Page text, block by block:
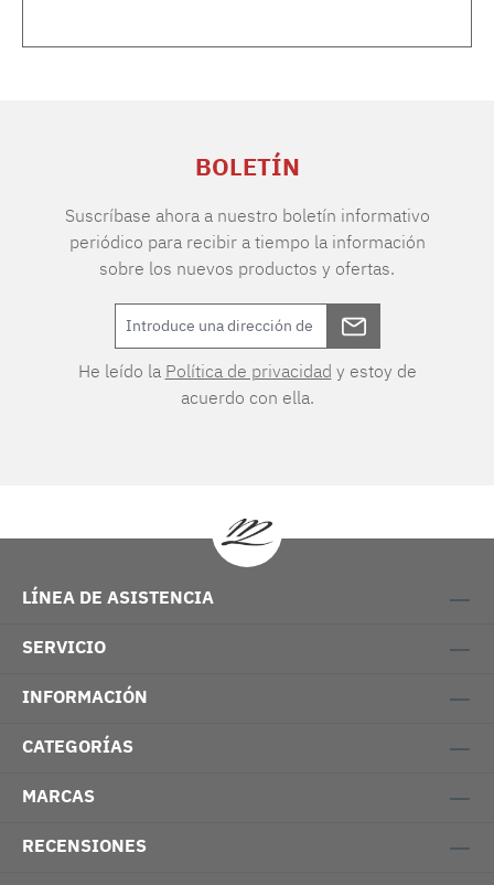
BOLETÍN
Suscríbase ahora a nuestro boletín informativo
periódico para recibir a tiempo la información
sobre los nuevos productos y ofertas.
He leído la Política de privacidad y estoy de
acuerdo con ella.
LÍNEA DE ASISTENCIA
SERVICIO
INFORMACIÓN
CATEGORÍAS
MARCAS
RECENSIONES